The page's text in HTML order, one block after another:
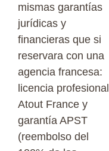
mismas garantías
jurídicas y
financieras que si
reservara con una
agencia francesa:
licencia profesional
Atout France y
garantía APST
(reembolso del